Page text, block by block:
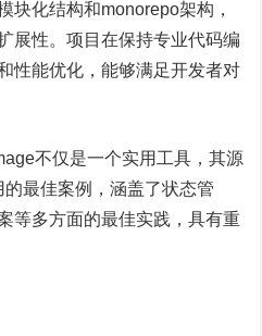
块化结构和monorepo架构，
展性。项目在保持专业代码编
性能优化，能够满足开发者对
不仅是一个实用工具，其源
最佳案例，涵盖了状态管
等多方面的最佳实践，具有重